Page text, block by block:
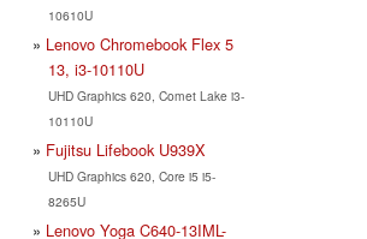
10610U
Lenovo Chromebook Flex 5
13, i3-10110U
UHD Graphics 620, Comet Lake i3-
10110U
Fujitsu Lifebook U939X
UHD Graphics 620, Core i5 i5-
8265U
Lenovo Yoga C640-13IML-